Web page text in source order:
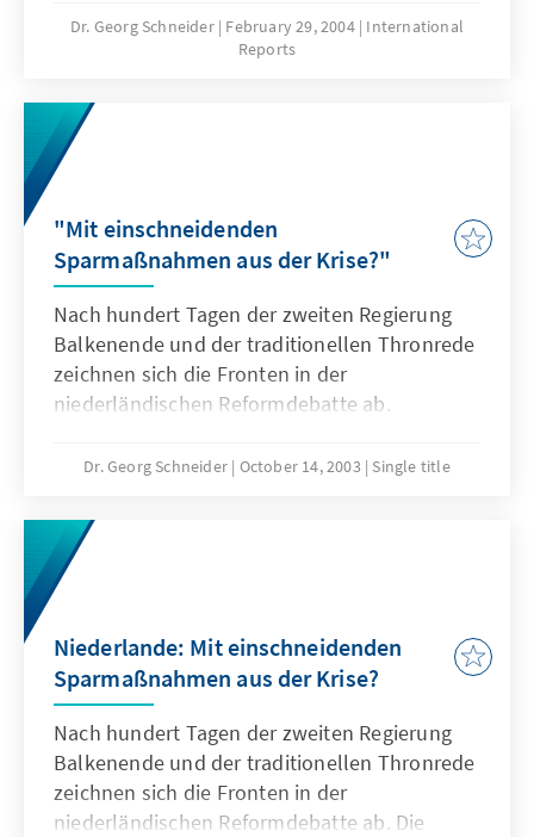
Christdemokraten Balkenende griff und noch
greifen wird, um die schweren wirtschafts-
denen die Niederlande seit über einem Jahr
stehen und deren Ende so schnell kaum
absehbar ist.
Dr. Georg Schneider February 29, 2004 International
Reports
"Mit einschneidenden
Sparmaßnahmen aus der Krise?"
Nach hundert Tagen der zweiten Regierung
Balkenende und der traditionellen Thronrede
zeichnen sich die Fronten in der
niederländischen Reformdebatte ab.
Dr. Georg Schneider October 14, 2003 Single title
Niederlande: Mit einschneidenden
Sparmaßnahmen aus der Krise?
Nach hundert Tagen der zweiten Regierung
Balkenende und der traditionellen Thronrede
zeichnen sich die Fronten in der
niederländischen Reformdebatte ab. Die